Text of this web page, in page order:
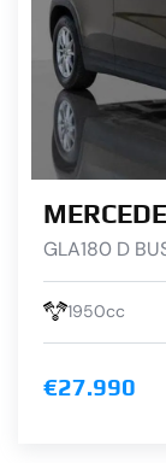
GLA180 D
1950cc
€27.990